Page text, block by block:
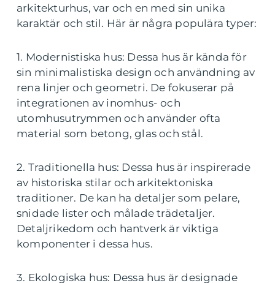
arkitekturhus, var och en med sin unika
karaktär och stil. Här är några populära typer:
1. Modernistiska hus: Dessa hus är kända för
sin minimalistiska design och användning av
rena linjer och geometri. De fokuserar på
integrationen av inomhus- och
utomhusutrymmen och använder ofta
material som betong, glas och stål.
2. Traditionella hus: Dessa hus är inspirerade
av historiska stilar och arkitektoniska
traditioner. De kan ha detaljer som pelare,
snidade lister och målade trädetaljer.
Detaljrikedom och hantverk är viktiga
komponenter i dessa hus.
3. Ekologiska hus: Dessa hus är designade